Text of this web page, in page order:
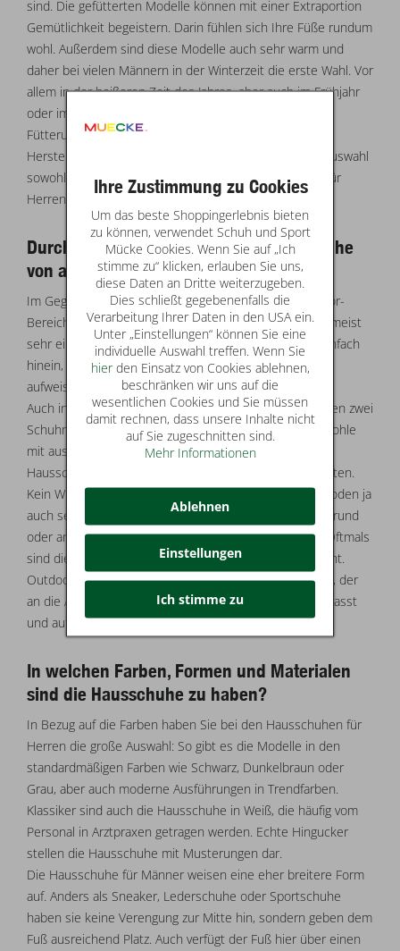
sind. Die gefütterten Modelle können mit einer Extraportion
Gemütlichkeit begeistern. Darin fühlen sich Ihre Füße rundum
wohl. Außerdem sind diese Modelle auch sehr warm und
daher bei vielen Männern in der Winterzeit die erste Wahl. Vor
allem in der heißeren Zeit des Jahres, aber auch im Frühjahr
oder im Herbst, ziehen viele Männer die Schuhe ohne
Fütterung vor, in denen der Fuß optimal atmen kann.
Hersteller wie
bieten eine große Auswahl
sowohl gefütterte als auch ungefütterte Hausschuhe für
Herren.
Durch was unterscheiden sich Hausschuhe
von anderen Schuhen?
Im Gegensatz zu anderen Schuhen, die für den Outdoor-
Bereich vorgesehen sind, lassen sich die Hausschuhe meist
sehr einfach anziehen. In vielen Fällen schlüpfen Sie einfach
hinein, da die Modelle eine große Öffnung für den Fuß
aufweisen. Eine zusätzliche Schnürung ist nicht nötig.
Auch in puncto Sohle gibt es Unterschiede zwischen den zwei
Schuhmodelle. Während die Straßenschuhe über ein Sohle
mit ausgeprägtem Profil verfügen, ist die Sohle der
Hausschuhe für Herren häufig eher ziemlich glatt gehalten.
Kein Wunder, in den heimischen vier Wänden ist der Boden ja
auch sehr eben, sodass Sie nicht mit steinigem Untergrund
oder anderen Unannehmlichkeiten rechnen müssen. Oftmals
sind die Männer Hausschuhe auch eher weicher designt.
Outdoor-Schuhe verfügen über einen robusten Aufbau, der
an die Ansprüche für die Nutzung auf der Straße angepasst
und auf verschiedenen Witterungen ausgerichtet ist.
In welchen Farben, Formen und Materialen
sind die Hausschuhe zu haben?
In Bezug auf die Farben haben Sie bei den Hausschuhen für
Herren die große Auswahl: So gibt es die Modelle in den
standardmäßigen Farben wie Schwarz, Dunkelbraun oder
Grau, aber auch moderne Ausführungen in Trendfarben.
Klassiker sind auch die Hausschuhe in Weiß, die häufig vom
Personal in Arztpraxen getragen werden. Echte Hingucker
stellen die Hausschuhe mit Musterungen dar.
Die Hausschuhe für Männer weisen eine eher breitere Form
auf. Anders als Sneaker, Lederschuhe oder Sportschuhe
haben sie keine Verengung zur Mitte hin, sondern geben dem
Fuß ausreichend Platz. Auch verfügt der Fuß hier über einen
Ihre Zustimmung zu Cookies
Um das beste Shoppingerlebnis bieten
zu können, verwendet Schuh und Sport
Mücke Cookies. Wenn Sie auf „Ich
stimme zu“ klicken, erlauben Sie uns,
diese Daten an Dritte weiterzugeben.
Dies schließt gegebenenfalls die
Verarbeitung Ihrer Daten in den USA ein.
Unter „Einstellungen“ können Sie eine
individuelle Auswahl treffen. Wenn Sie
hierden Einsatz von Cookies ablehnen,
beschränken wir uns auf die
wesentlichen Cookies und Sie müssen
damit rechnen, dass unsere Inhalte nicht
auf Sie zugeschnitten sind.
Mehr Informationen
Ablehnen
Einstellungen
Ich stimme zu